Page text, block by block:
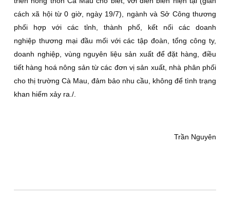
cách xã hội từ 0 giờ, ngày 19/7), ngành và Sở Công thương
phối hợp với các tỉnh, thành phố, kết nối các doanh
nghiệp thương mại đầu mối với các tập đoàn, tổng công ty,
doanh nghiệp, vùng nguyên liệu sản xuất để đặt hàng, điều
tiết hàng hoá nông sản từ các đơn vị sản xuất, nhà phân phối
cho thị trường Cà Mau, đảm bảo nhu cầu, không để tình trạng
khan hiếm xảy ra./.
Trần Nguyên